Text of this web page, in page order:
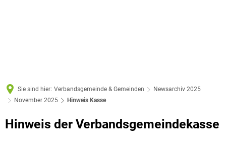
Sie sind hier: Verbandsgemeinde & Gemeinden
Newsarchiv 2025
November 2025
Hinweis Kasse
Hinweis der Verbandsgemeindekasse